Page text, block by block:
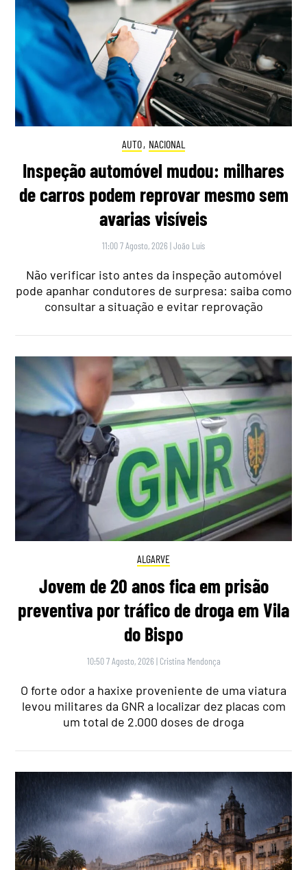
AUTO, NACIONAL
Inspeção automóvel mudou: milhares
de carros podem reprovar mesmo sem
avarias visíveis
11:00 7 Agosto, 2026 |João Luís
Não verificar isto antes da inspeção automóvel
pode apanhar condutores de surpresa: saiba como
consultar a situação e evitar reprovação
ALGARVE
Jovem de 20 anos fica em prisão
preventiva por tráfico de droga em Vila
do Bispo
10:50 7 Agosto, 2026 | Cristina Mendonça
O forte odor a haxixe proveniente de uma viatura
levou militares da GNR a localizar dez placas com
um total de 2.000 doses de droga